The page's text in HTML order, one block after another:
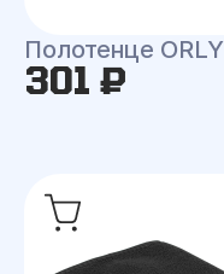
Полотенце ORLY
301 ₽